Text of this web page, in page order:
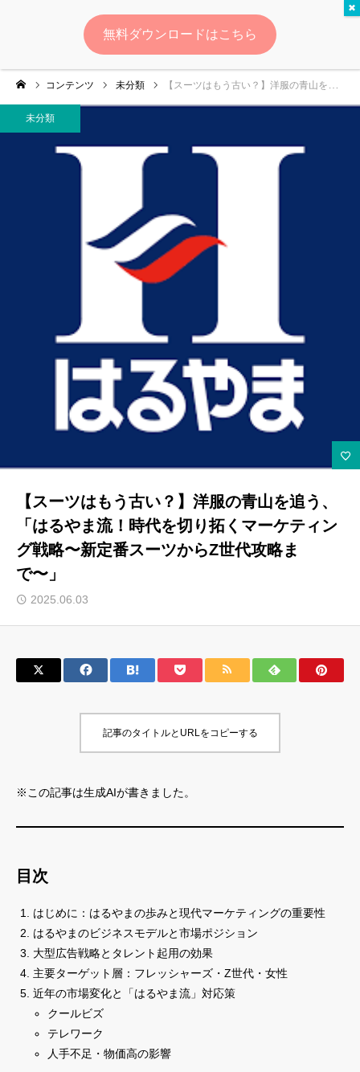
未分類
コンテンツ 未分類 【スーツはもう古い？】洋服の青山を追う、「はるやま流！時代を切り拓くマーケティング戦略〜新定番スーツからZ世代攻略まで〜」
未分類
【スーツはもう古い？】洋服の青山を追う、
「はるやま流！時代を切り拓くマーケティン
グ戦略〜新定番スーツからZ世代攻略ま
で〜」
2025.06.03
記事のタイトルとURLをコピーする
※この記事は生成AIが書きました。
目次
はじめに：はるやまの歩みと現代マーケティングの重要性
はるやまのビジネスモデルと市場ポジション
大型広告戦略とタレント起用の効果
主要ターゲット層：フレッシャーズ・Z世代・女性
近年の市場変化と「はるやま流」対応策
クールビズ
テレワーク
人手不足・物価高の影響
ログイン 会員登録
ゆいマーケとは？
実績・お客様の声
イベント・セミナー情報
サイト会員登録
ログイン
特定商取引法
お問い合わせ
運営会社
マーケティング用語集
無料ダウンロードはこちら